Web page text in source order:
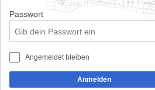
Passwort
Angemeldet bleiben
Anmelden